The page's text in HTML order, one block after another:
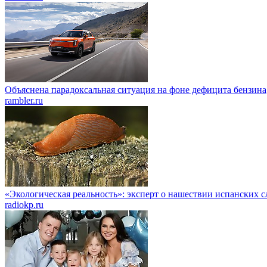
Объяснена парадоксальная ситуация на фоне дефицита бензина
rambler.ru
«Экологическая реальность»: эксперт о нашествии испанских
radiokp.ru